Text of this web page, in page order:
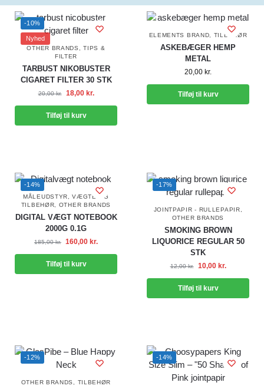
-10%
Nyhed
OTHER BRANDS ,TIPS &
FILTER
TARBUST NIKOBUSTER
CIGARET FILTER 30 STK
20,00kr. 18,00 kr.
Tilføj til kurv
ELEMENTS BRAND TILBEHØR
ASKEBÆGER HEMP
METAL
20,00 kr.
Tilføj til kurv
-14%
MÅLEUDSTYR, VÆGTE OG
TILBEHØR
OTHER BRANDS
DIGITAL VÆGT NOTEBOOK
2000G 0.1G
185,00kr. 160,00 kr.
Tilføj til kurv
-17%
JOINTPAPIR - RULLEPAPIR
OTHER BRANDS
SMOKING BROWN
LIQUORICE REGULAR 50
STK
12,00kr. 10,00 kr.
Tilføj til kurv
-12%
OTHER BRANDS TILBEHØR
-14%